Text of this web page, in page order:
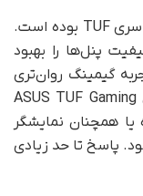
نمایشگر همیشه یکی از نقاط بحث‌برانگیز سری TUF بوده است.
پنل‌ها را بهبود
گیمینگ روان‌تری
فراهم شود. در این بخش از نقد و بررسی ASUS TUF Gaming
یا همچنان نمایشگر
پاسخ تا حد زیادی